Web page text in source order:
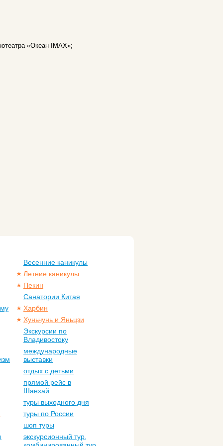
«Океан IMAX»;
Весенние каникулы
Летние каникулы
Пекин
Санатории Китая
Харбин
Хуньчунь и Яньцзи
Экскурсии по
Владивостоку
международные
выставки
отдых с детьми
прямой рейс в
Шанхай
туры выходного дня
туры по России
шоп туры
экскурсионный тур,